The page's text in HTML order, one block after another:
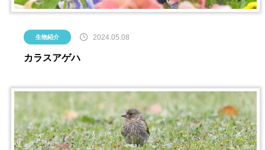
生物紹介 2024.05.08
カラスアゲハ